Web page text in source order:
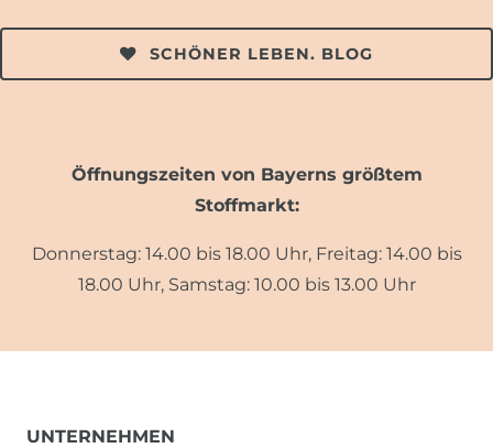
SCHÖNER LEBEN. BLOG
Öffnungszeiten von Bayerns größtem
Stoffmarkt:
Donnerstag: 14.00 bis 18.00 Uhr, Freitag: 14.00 bis
18.00 Uhr, Samstag: 10.00 bis 13.00 Uhr
UNTERNEHMEN